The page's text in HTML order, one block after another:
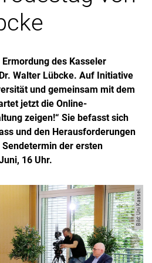
des Kasseler
Walter Lübcke. Auf Initiative
und gemeinsam mit dem
jetzt die Online-
zeigen!“ Sie befasst sich
und den Herausforderungen
der ersten
16 Uhr.
Bild: Uni Kassel.